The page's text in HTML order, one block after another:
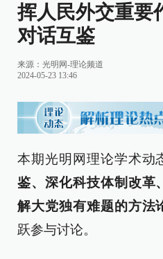
挥人民外交重要
对话互鉴
来源： 光明网-理论频道
2024-05-23 13:46
本期光明网理论学术动
鉴、深化科技体制改革
解大党独有难题的方法
跃参与讨论。